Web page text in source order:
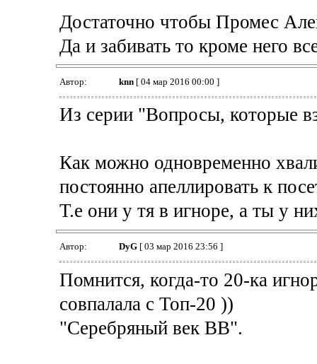
Достаточно чтобы Промес
Да и забивать то кроме него
Автор: knn[ 04 мар 2016 00:00 ]
Из серии "Вопросы, которые
Как можно одновременно
постоянно апеллировать к
Т.е они у тя в игноре, а ты у
Автор: DyG[ 03 мар 2016 23:56 ]
Помнится, когда-то 20-ка
совпалала с Топ-20 ))
"Серебряный век ВВ".